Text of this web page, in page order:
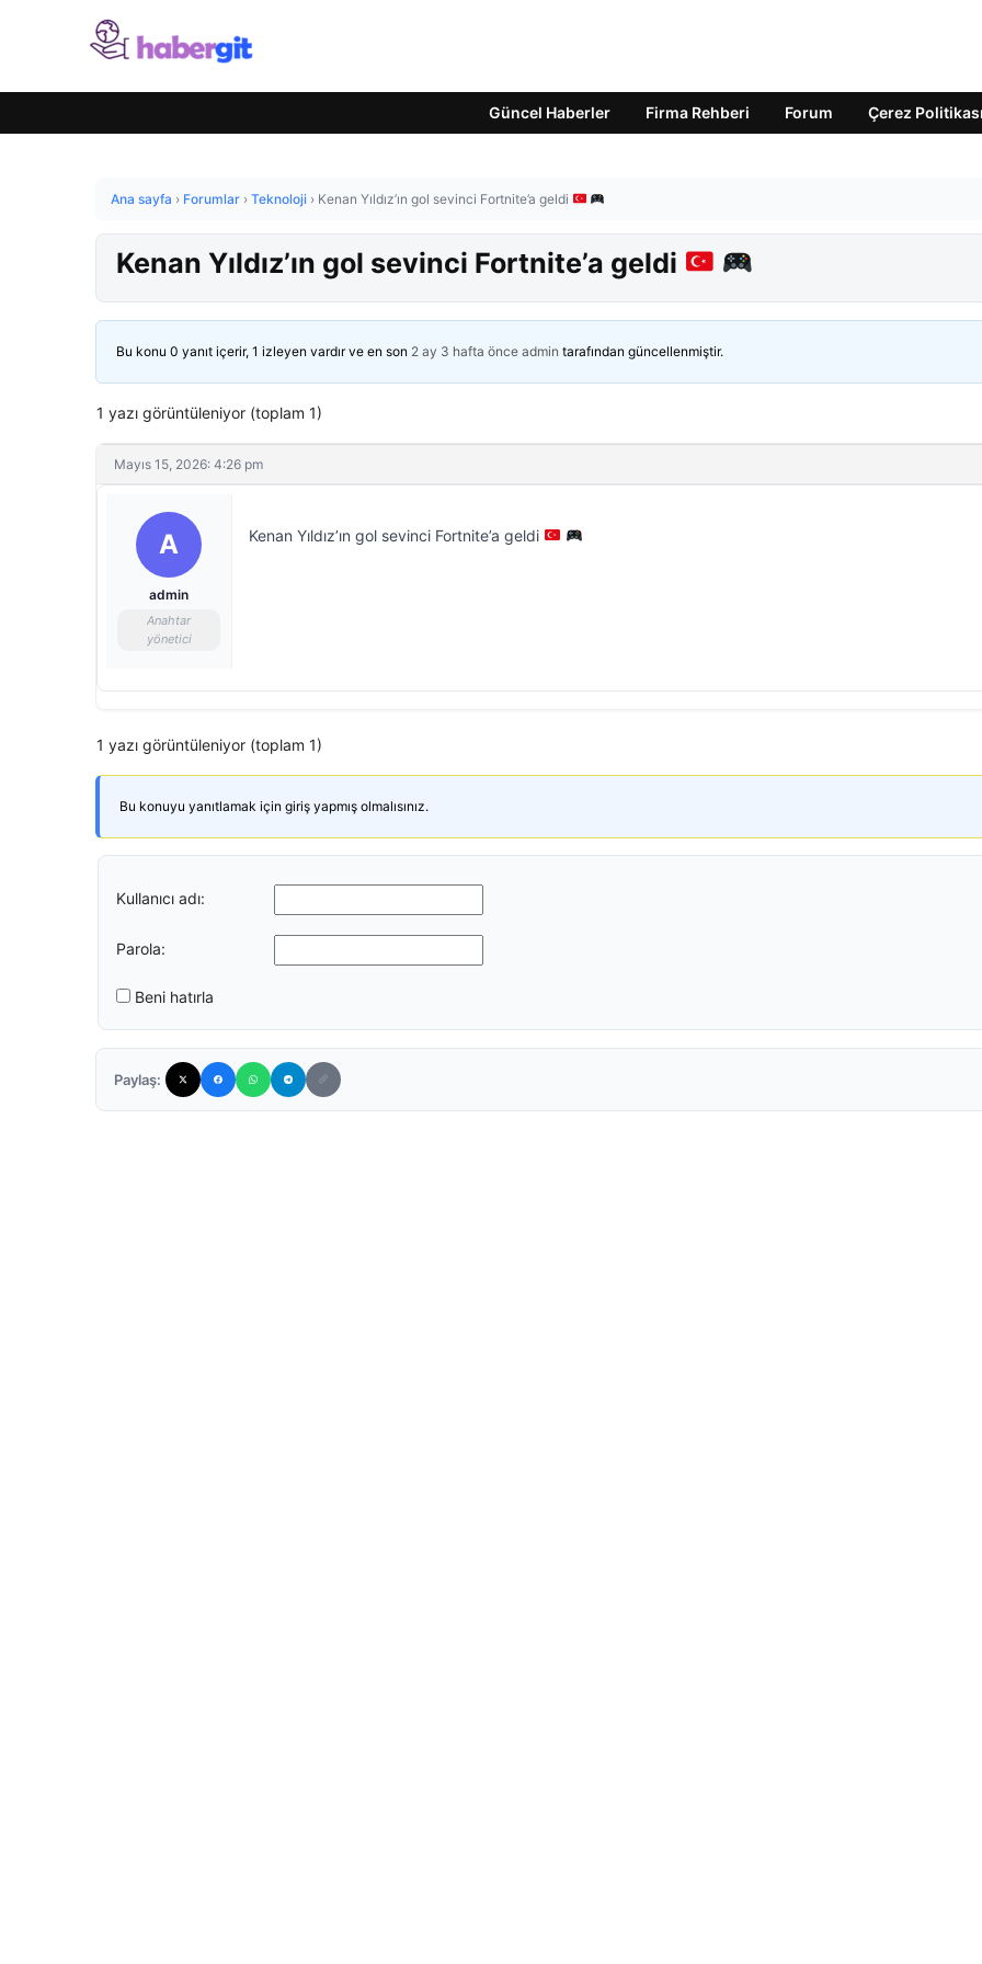
Güncel Haberler Firma Rehberi Forum Çerez Politikası
Ana sayfa › Forumlar › Teknoloji › Kenan Yıldız’ın gol sevinci Fortnite’a geldi
Kenan Yıldız’ın gol sevinci Fortnite’a geldi
Bu konu 0 yanıt içerir, 1 izleyen vardır ve en son 2 ay 3 hafta önce admin tarafından güncellenmiştir.
1 yazı görüntüleniyor (toplam 1)
Mayıs 15, 2026: 4:26 pm
A
admin
Anahtar
yönetici
Kenan Yıldız’ın gol sevinci Fortnite’a geldi
1 yazı görüntüleniyor (toplam 1)
Bu konuyu yanıtlamak için giriş yapmış olmalısınız.
Kullanıcı adı:
Parola:
Beni hatırla
Paylaş: